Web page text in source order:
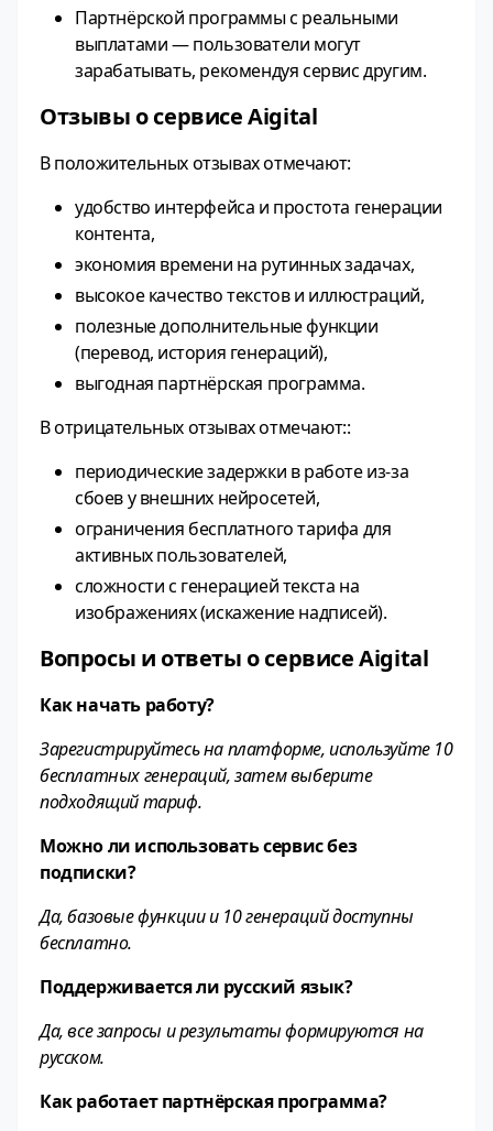
Партнёрской программы с реальными
выплатами — пользователи могут
зарабатывать, рекомендуя сервис другим.
Отзывы о сервисе Aigital
В положительных отзывах отмечают:
удобство интерфейса и простота генерации
контента,
экономия времени на рутинных задачах,
высокое качество текстов и иллюстраций,
полезные дополнительные функции
(перевод, история генераций),
выгодная партнёрская программа.
В отрицательных отзывах отмечают::
периодические задержки в работе из‑за
сбоев у внешних нейросетей,
ограничения бесплатного тарифа для
активных пользователей,
сложности с генерацией текста на
изображениях (искажение надписей).
Вопросы и ответы о сервисе Aigital
Как начать работу?
Зарегистрируйтесь на платформе, используйте 10
бесплатных генераций, затем выберите
подходящий тариф.
Можно ли использовать сервис без
подписки?
Да, базовые функции и 10 генераций доступны
бесплатно.
Поддерживается ли русский язык?
Да, все запросы и результаты формируются на
русском.
Как работает партнёрская программа?